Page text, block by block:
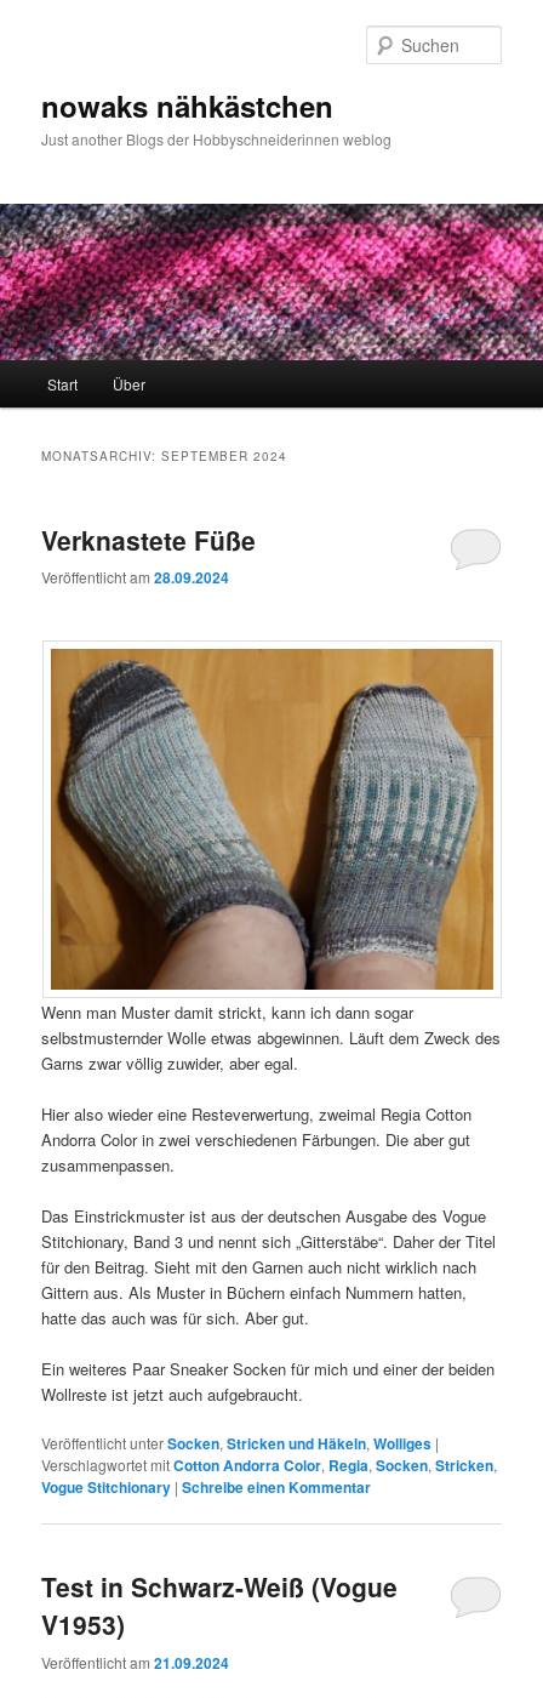
nowaks nähkästchen
Just another Blogs der Hobbyschneiderinnen weblog
Start Über
MONATSARCHIV:SEPTEMBER 2024
Verknastete Füße
Veröffentlicht am28.09.2024
Wenn man Muster damit strickt, kann ich dann sogar
selbstmusternder Wolle etwas abgewinnen. Läuft dem Zweck des
Garns zwar völlig zuwider, aber egal.
Hier also wieder eine Resteverwertung, zweimal Regia Cotton
Andorra Color in zwei verschiedenen Färbungen. Die aber gut
zusammenpassen.
Das Einstrickmuster ist aus der deutschen Ausgabe des Vogue
Stitchionary, Band 3 und nennt sich „Gitterstäbe“. Daher der Titel
für den Beitrag. Sieht mit den Garnen auch nicht wirklich nach
Gittern aus. Als Muster in Büchern einfach Nummern hatten,
hatte das auch was für sich. Aber gut.
Ein weiteres Paar Sneaker Socken für mich und einer der beiden
Wollreste ist jetzt auch aufgebraucht.
Veröffentlicht unterSocken,Stricken und Häkeln,Wolliges |
Verschlagwortet mitCotton Andorra Color, Regia,Socken,Stricken,
Vogue Stitchionary |Schreibe einen Kommentar
Test in Schwarz-Weiß (Vogue
V1953)
Veröffentlicht am21.09.2024